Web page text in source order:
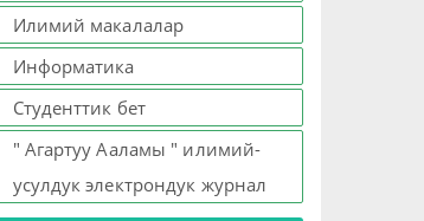
Илимий макалалар
Информатика
Студенттик бет
" Агартуу Ааламы " илимий-
усулдук электрондук журнал